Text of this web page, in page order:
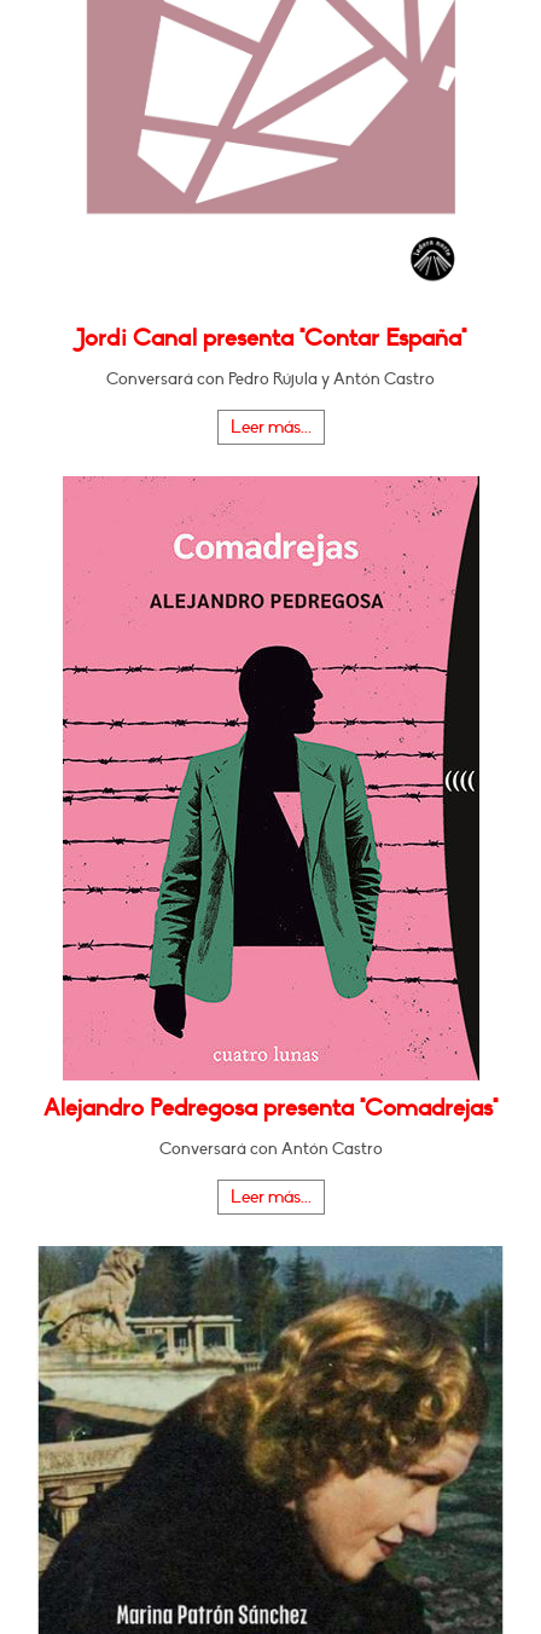
Jordi Canal presenta "Contar España"
Conversará con Pedro Rújula y Antón Castro
Leer más...
Alejandro Pedregosa presenta "Comadrejas"
Conversará con Antón Castro
Leer más...